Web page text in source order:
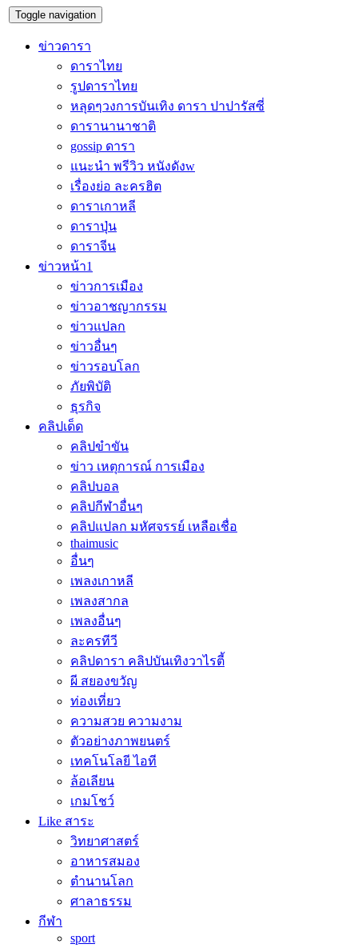
Toggle navigation
ข่าวดารา
ดาราไทย
รูปดาราไทย
หลุดๆวงการบันเทิง ดารา ปาปารัสซี่
ดารานานาชาติ
gossip ดารา
แนะนำ พรีวิว หนังดังw
เรื่องย่อ ละครฮิต
ดาราเกาหลี
ดาราปุ่น
ดาราจีน
ข่าวหน้า1
ข่าวการเมือง
ข่าวอาชญากรรม
ข่าวแปลก
ข่าวอื่นๆ
ข่าวรอบโลก
ภัยพิบัติ
ธุรกิจ
คลิปเด็ด
คลิปขำขัน
ข่าว เหตุการณ์ การเมือง
คลิปบอล
คลิปกีฬาอื่นๆ
คลิปแปลก มหัศจรรย์ เหลือเชื่อ
thaimusic
อื่นๆ
เพลงเกาหลี
เพลงสากล
เพลงอื่นๆ
ละครทีวี
คลิปดารา คลิปบันเทิงวาไรตี้
ผี สยองขวัญ
ท่องเที่ยว
ความสวย ความงาม
ตัวอย่างภาพยนตร์
เทคโนโลยี ไอที
ล้อเลียน
เกมโชว์
Like สาระ
วิทยาศาสตร์
อาหารสมอง
ตำนานโลก
ศาลาธรรม
กีฬา
sport